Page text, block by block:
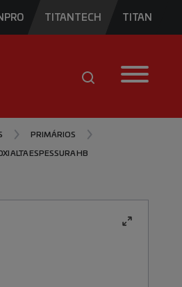
TITANTECH TITAN
PRIMÁRIOS
ALTA ESPESSURA HB